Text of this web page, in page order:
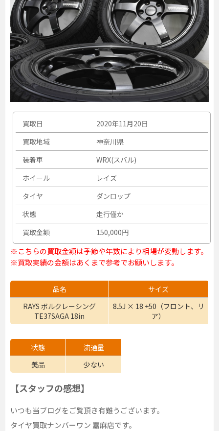
買取日
2020年11月20日
買取地域
神奈川県
装着車
WRX(スバル)
ホイール
レイズ
タイヤ
ダンロップ
状態
走行僅か
買取金額
150,000円
※こちらの買取金額は季節や年数により相場が変動します。
※買取実績の金額はあくまで参考でお願いします。
品名
サイズ
RAYS ボルクレーシング
TE37SAGA 18in
8.5J × 18 +50（フロント、リ
ア）
状態
流通量
美品
少ない
【スタッフの感想】
いつも当ブログをご覧頂き有難うございます。
タイヤ買取ナンバーワン 嘉麻店です。